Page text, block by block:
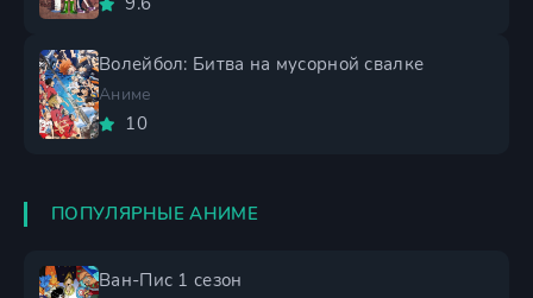
Волейбол: Битва на мусорной свалке
Аниме
10
ПОПУЛЯРНЫЕ АНИМЕ
Ван-Пис 1 сезон